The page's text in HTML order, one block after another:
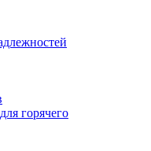
горячего